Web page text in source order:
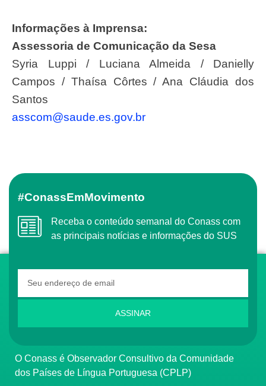
Informações à Imprensa:
Assessoria de Comunicação da Sesa
Syria Luppi / Luciana Almeida / Danielly
Campos / Thaísa Côrtes / Ana Cláudia dos
Santos
asscom@saude.es.gov.br
#ConassEmMovimento
Receba o conteúdo semanal do Conass com
as principais notícias e informações do SUS
ASSINAR
O Conass é Observador Consultivo da Comunidade
dos Países de Língua Portuguesa (CPLP)